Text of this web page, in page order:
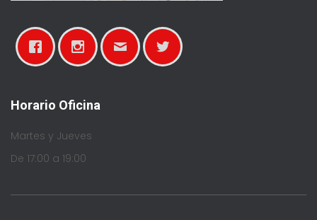
Horario Oficina
Martes y Jueves
De 17:00 a 19:00